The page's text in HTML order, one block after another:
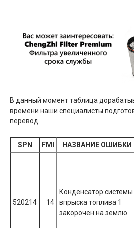
В данный момент таблица
времени наши специалисты
перевод.
SPN FMI НАЗВАНИЕ ОШИБКИ
520214 14
Конденсатор системы
впрыска топлива 1
закорочен на землю